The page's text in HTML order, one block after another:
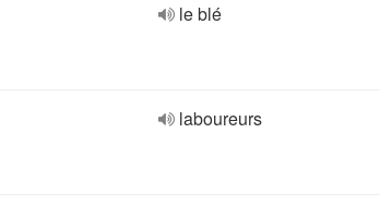
le blé
laboureurs